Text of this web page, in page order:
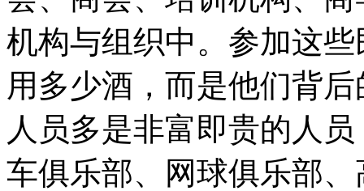
机构与组织中。参加这
用多少酒，而是他们背
人员多是非富即贵的人
车俱乐部、网球俱乐部